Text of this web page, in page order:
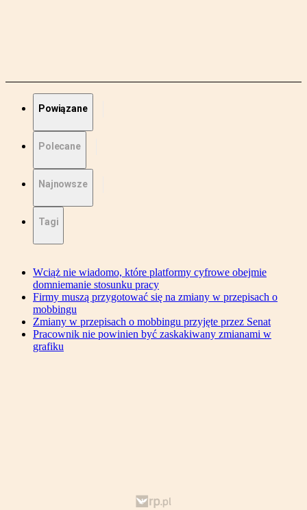
Powiązane
Polecane
Najnowsze
Tagi
Wciąż nie wiadomo, które platformy cyfrowe obejmie
domniemanie stosunku pracy
Firmy muszą przygotować się na zmiany w przepisach o
mobbingu
Zmiany w przepisach o mobbingu przyjęte przez Senat
Pracownik nie powinien być zaskakiwany zmianami w
grafiku